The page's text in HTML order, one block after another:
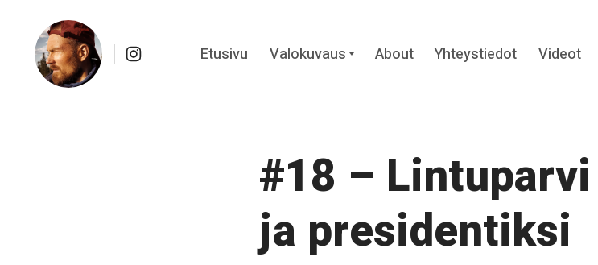
Instagram Etusivu Valokuvaus Expand
childAbout Yhteystiedot Videot
#18 –
ja presidentiksi